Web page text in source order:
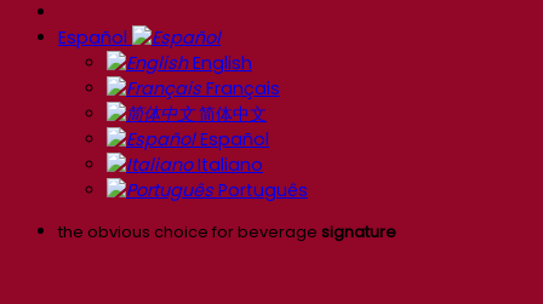
Español
English
Français
简体中文
Español
Italiano
Português
the obvious choice for beverage signature